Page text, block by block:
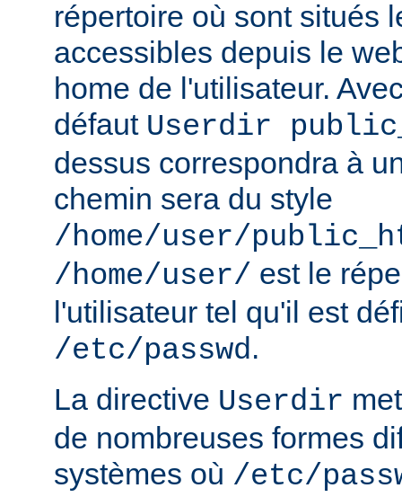
répertoire où sont situés
accessibles depuis le
home de l'utilisateur.
défaut Userdir
dessus correspondra à
chemin sera du style
/home/user/
/home/user/ est le
l'utilisateur tel qu'il est
/etc/passwd.
La directive Userdir
de nombreuses formes
systèmes où /etc/